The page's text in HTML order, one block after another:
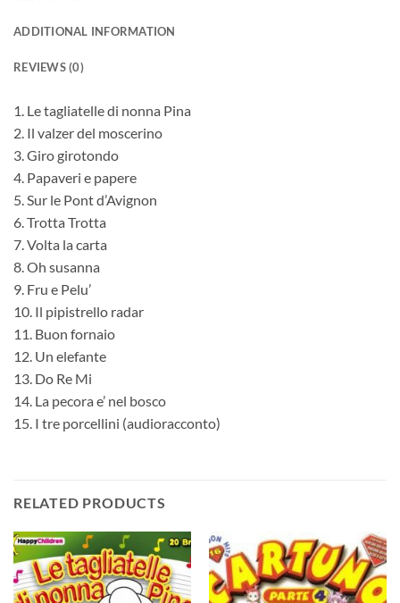
ADDITIONAL INFORMATION
REVIEWS (0)
1. Le tagliatelle di nonna Pina
2. Il valzer del moscerino
3. Giro girotondo
4. Papaveri e papere
5. Sur le Pont d’Avignon
6. Trotta Trotta
7. Volta la carta
8. Oh susanna
9. Fru e Pelu’
10. Il pipistrello radar
11. Buon fornaio
12. Un elefante
13. Do Re Mi
14. La pecora e’ nel bosco
15. I tre porcellini (audioracconto)
RELATED PRODUCTS